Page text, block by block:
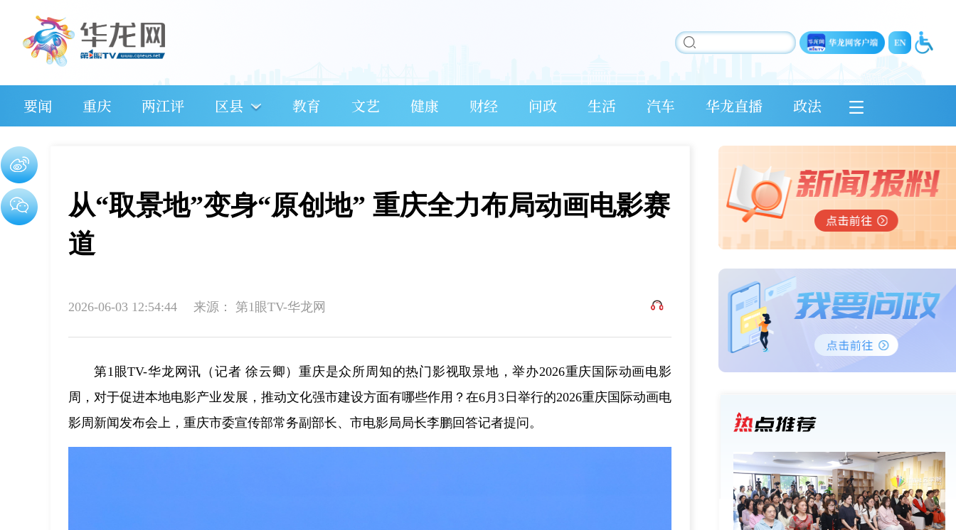
要闻 重庆 两江评 区县 教育 文艺 健康 财经 问政 生活 汽车 华龙直播 政法
从“取景地”变身“原创地” 重庆全力布局动画电影赛
道
2026-06-03 12:54:44 来源： 第1眼TV-华龙网
第1眼TV-华龙网讯（记者 徐云卿）重庆是众所周知的热门影视取景地，举办2026重庆国际动画电影
周，对于促进本地电影产业发展，推动文化强市建设方面有哪些作用？在6月3日举行的2026重庆国际动画电
影周新闻发布会上，重庆市委宣传部常务副部长、市电影局局长李鹏回答记者提问。